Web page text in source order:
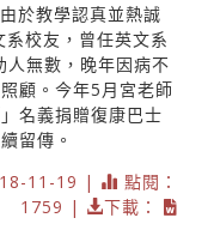
於教學認真並熱誠
校友，曾任英文系
無數，晚年因病不
顧。今年5月宮老師
名義捐贈復康巴士
留傳。
11-19 |
點閱：
1759 |
下載：